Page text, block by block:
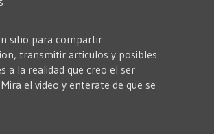
sitio para compartir
transmitir articulos y posibles
a la realidad que creo el ser
el video y enterate de que se